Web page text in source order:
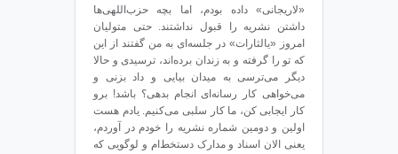
«لاریجانی» داده بودم، اما بچه حزب‌اللهی‌ها
داشتن نشریه را قبول نداشتند. حتی متولیان
امروز «یالثارات» در جلسه‌ای به من گفتند از این
که تو را گرفته و به زندان برده‌اند، ترسیدی و حالا
دیگر می‌ترسی به میدان بیایی و داد بزنی و
می‌خواهی کار رسانه‌ای انجام بدهی؟ باشد! برو
کار ایجابی کن، ما کار سلبی می‌کنیم. یادم هست
اولین و دومین شماره نشریه را خودم در آوردم،
یعنی الان اسناد و مدارک دستخط‌ام و لوگویی که